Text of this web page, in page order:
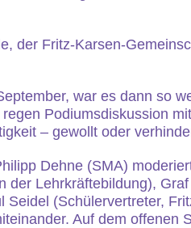
der Fritz-Karsen-
war es dann so
Podiumsdiskussion
– gewollt oder
Dehne (SMA)
der Lehrkräftebildung), Graf
Seidel (Schülervertreter,
Auf dem offenen